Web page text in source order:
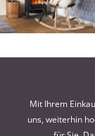
Mit Ihrem
uns, weiterhin